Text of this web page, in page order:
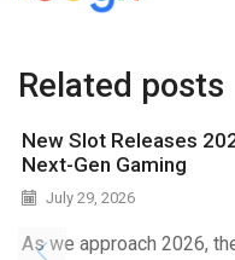
Related posts
New Slot Releases
Next-Gen Gaming
July 29, 2026
As we approach 2026,